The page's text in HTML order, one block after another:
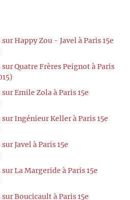
Happy Zou - Javel à Paris 15e
Quatre Frères Peignot à Paris
Emile Zola à Paris 15e
Ingénieur Keller à Paris 15e
Javel à Paris 15e
La Margeride à Paris 15e
Boucicault à Paris 15e